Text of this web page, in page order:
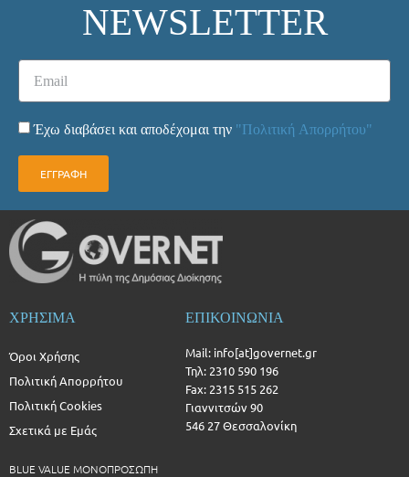
NEWSLETTER
Έχω διαβάσει και αποδέχομαι την "Πολιτική Απορρήτου"
ΕΓΓΡΑΦΗ
ΧΡΗΣΙΜΑ
Όροι Χρήσης
Πολιτική Απορρήτου
Πολιτική Cookies
Σχετικά με Εμάς
BLUE VALUE ΜΟΝΟΠΡΟΣΩΠΗ
ΕΠΙΚΟΙΝΩΝΙΑ
Mail: info[at]governet.gr
Τηλ: 2310 590 196
Fax: 2315 515 262
Γιαννιτσών 90
546 27 Θεσσαλονίκη